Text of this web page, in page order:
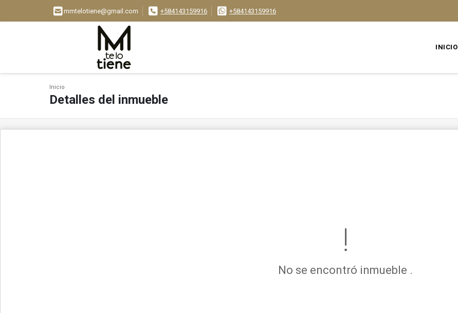
mmtelotiene@gmail.com +584143159916 +584143159916
INICIO
Inicio
Detalles del inmueble
No se encontró inmueble .